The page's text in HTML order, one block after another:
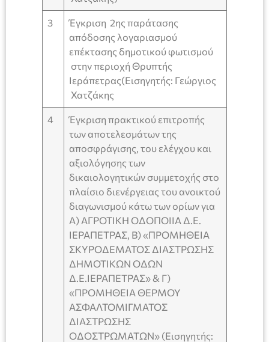
3
Έγκριση 2ης παράτασης
απόδοσης λογαριασμού
επέκτασης δημοτικού φωτισμού
στην περιοχή Θρυπτής
Ιεράπετρας(Εισηγητής: Γεώργιος
Χατζάκης
4
Έγκριση πρακτικού επιτροπής
των αποτελεσμάτων της
αποσφράγισης, του ελέγχου και
αξιολόγησης των
δικαιολογητικών συμμετοχής στο
πλαίσιο διενέργειας του ανοικτού
διαγωνισμού κάτω των ορίων για
Α) ΑΓΡΟΤΙΚΗ ΟΔΟΠΟΙΙΑ Δ.Ε.
ΙΕΡΑΠΕΤΡΑΣ, Β) «ΠΡΟΜΗΘΕΙΑ
ΣΚΥΡΟΔΕΜΑΤΟΣ ΔΙΑΣΤΡΩΣΗΣ
ΔΗΜΟΤΙΚΩΝ ΟΔΩΝ
Δ.Ε.ΙΕΡΑΠΕΤΡΑΣ» & Γ)
«ΠΡΟΜΗΘΕΙΑ ΘΕΡΜΟΥ
ΑΣΦΑΛΤΟΜΙΓΜΑΤΟΣ
ΔΙΑΣΤΡΩΣΗΣ
ΟΔΟΣΤΡΩΜΑΤΩΝ» (Εισηγητής: